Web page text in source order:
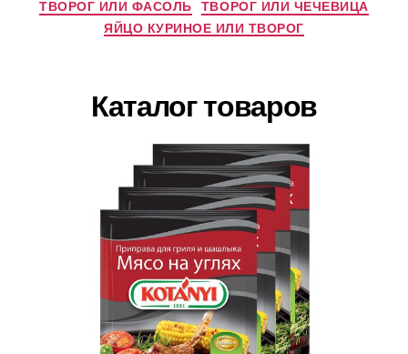
ТВОРОГ ИЛИ ФАСОЛЬ ТВОРОГ ИЛИ ЧЕЧЕВИЦА
ЯЙЦО КУРИНОЕ ИЛИ ТВОРОГ
Каталог товаров